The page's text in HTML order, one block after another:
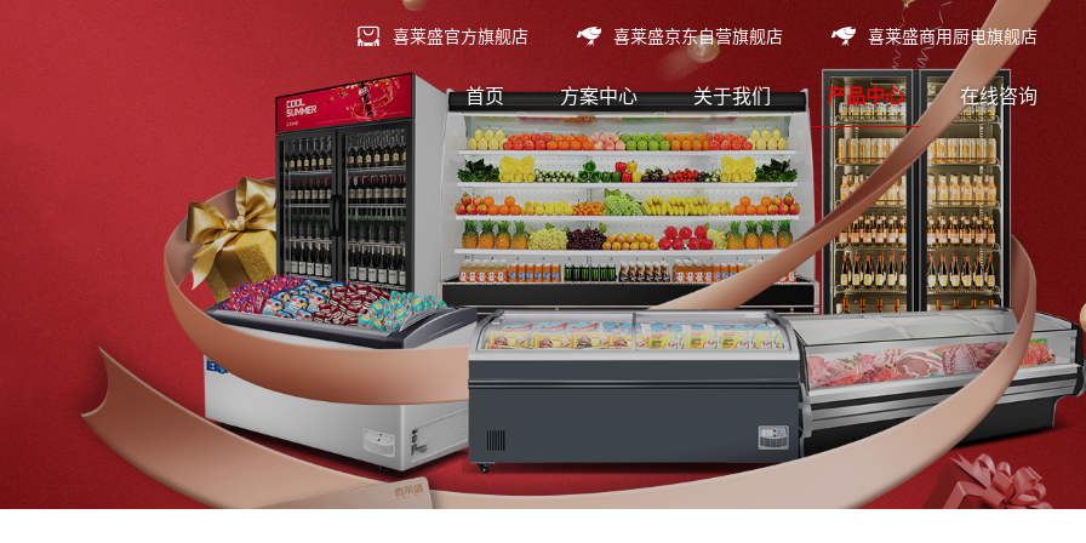
首页 方案中心 关于我们 产品中心 在线咨询
喜莱盛官方旗舰店 喜莱盛京东自营旗舰店 喜莱盛商用厨电旗舰店